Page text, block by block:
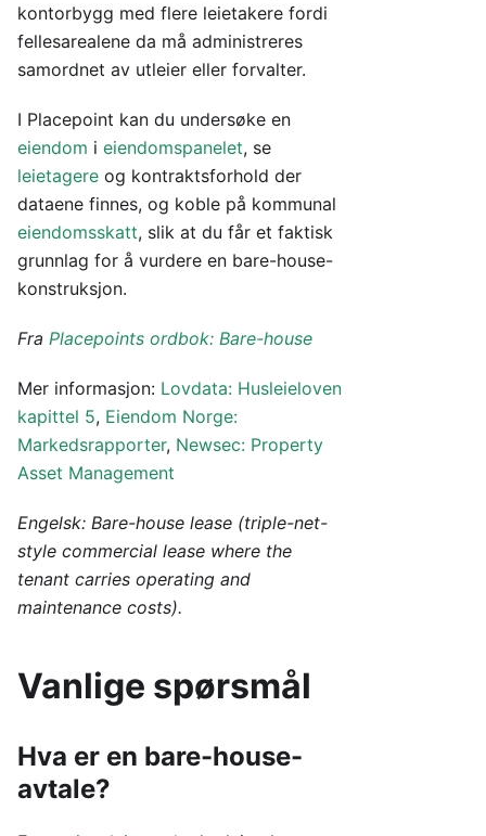
kontorbygg med flere leietakere fordi
fellesarealene da må administreres
samordnet av utleier eller forvalter.
I Placepoint kan du undersøke en
eiendom i eiendomspanelet, se
leietagere og kontraktsforhold der
dataene finnes, og koble på kommunal
eiendomsskatt, slik at du får et faktisk
grunnlag for å vurdere en bare-house-
konstruksjon.
Fra Placepoints ordbok: Bare-house
Mer informasjon: Lovdata: Husleieloven
kapittel 5, Eiendom Norge:
Markedsrapporter, Newsec: Property
Asset Management
Engelsk: Bare-house lease (triple-net-
style commercial lease where the
tenant carries operating and
maintenance costs).
Vanlige spørsmål
Hva er en bare-house-
avtale?